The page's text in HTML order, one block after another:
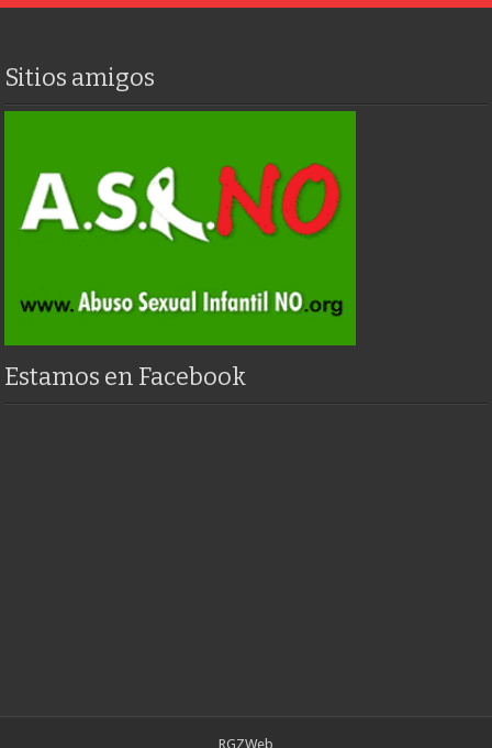
Sitios amigos
Estamos en Facebook
RGZWeb